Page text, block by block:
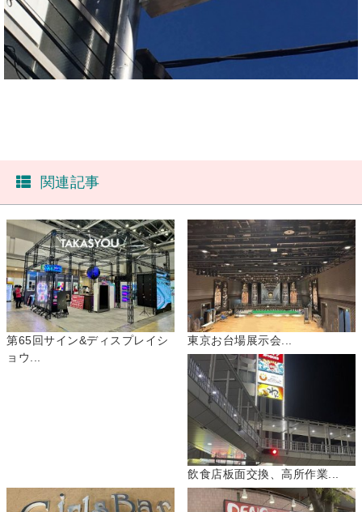
関連記事
第65回サイン&ディスプレイシ
ョウ...
東京お台場展示会...
飲食店板面交換、高所作業...